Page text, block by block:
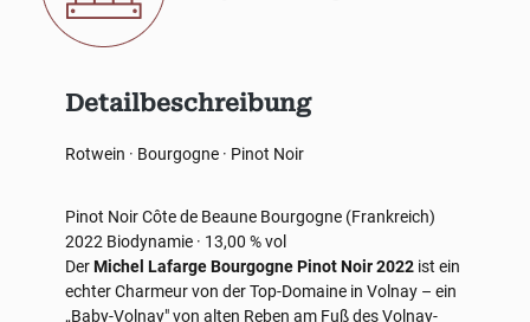
Detailbeschreibung
Rotwein · Bourgogne · Pinot Noir
Pinot NoirCôte de Beaune Bourgogne (Frankreich)
2022 Biodynamie · 13,00 % vol
DerMichel Lafarge Bourgogne Pinot Noir 2022 ist ein
echter Charmeur von der Top-Domaine in Volnay – ein
„Baby-Volnay" von alten Reben am Fuß des Volnay-